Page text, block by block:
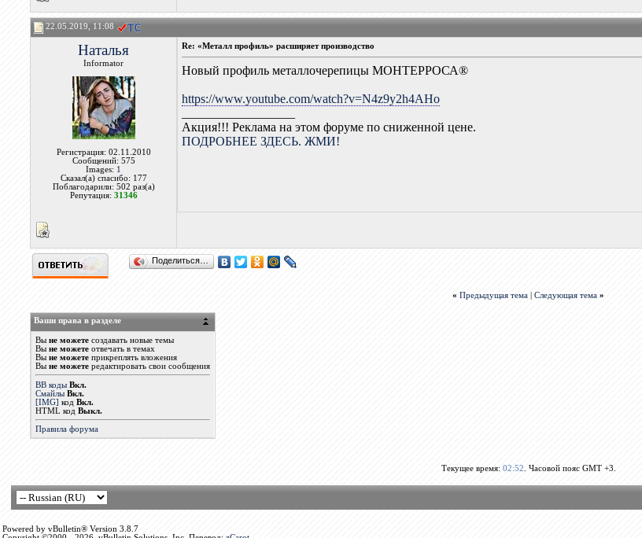
22.05.2019, 11:08
Наталья
Informator
Регистрация: 02.11.2010
Сообщений: 575
Images: 1
Сказал(а) спасибо: 177
Поблагодарили: 502 раз(а)
Репутация: 31346
Re: «Металл профиль» расширяет производство
Новый профиль металлочерепицы МОНТЕРРОСА®
https://www.youtube.com/watch?v=N4z9y2h4AHo
Акция!!! Реклама на этом форуме по сниженной цене.
ПОДРОБНЕЕ ЗДЕСЬ. ЖМИ!
Поделиться…
« Предыдущая тема |Следующая тема »
Ваши права в разделе
Выне можете создавать новые темы
Выне можете отвечать в темах
Выне можете прикреплять вложения
Выне можете редактировать свои сообщения
BB коды Вкл.
Смайлы Вкл.
[IMG] кодВкл.
HTML кодВыкл.
Правила форума
Текущее время: 02:52 . Часовой пояс GMT +3.
Powered by vBulletin® Version 3.8.7